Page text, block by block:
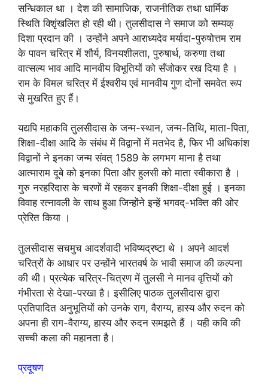
सन्धिकाल था । देश की सामाजिक, राजनीतिक तथा धार्मिक
स्थिति क्शृिंखलित हो रही थी। तुलसीदास ने समाज को सम्यक्
दिशा प्रदान की । उन्होंने अपने आराध्यदेव मर्यादा-पुरुषोत्तम राम
के पावन चरित्र में शौर्य, विनयशीलता, पुरुषार्थ, करुणा तथा
वात्सल्य भाव आदि मानवीय विभूतियों को सँजोकर रख दिया है ।
राम के विमल चरित्र में ईश्वरीय एवं मानवीय गुण दोनों समवेत रूप
से मुखरित हुए हैं।
यद्यपि महाकवि तुलसीदास के जन्म-स्थान, जन्म-तिथि, माता-पिता,
शिक्षा-दीक्षा आदि के संबंध में विद्वानों में मतभेद है, फिर भी अधिकांश
विद्वानों ने इनका जन्म संवत् 1589 के लगभग माना है तथा
आत्माराम दूबे को इनका पिता और हुलसी को माता स्वीकारा है ।
गुरु नरहरिदास के चरणों में रहकर इनकी शिक्षा-दीक्षा हुई । इनका
विवाह रत्नावली के साथ हुआ जिन्होंने इन्हें भगवद्-भक्ति की ओर
प्रेरित किया ।
तुलसीदास सचमुच आदर्शवादी भविष्यद्रष्टा थे । अपने आदर्श
चरित्रों के आधार पर उन्होंने भारतवर्ष के भावी समाज की कल्पना
की थी। प्रत्येक चरित्र-चित्रण में तुलसी ने मानव वृत्तियों को
गंभीरता से देखा-परखा है। इसीलिए पाठक तुलसीदास द्वारा
प्रतिपादित अनुभूतियों को उनके राग, वैराग्य, हास्य और रुदन को
अपना ही राग-वैराग्य, हास्य और रुदन समझते हैं । यही कवि की
सच्ची कला की महानता है।
प्रदूषण